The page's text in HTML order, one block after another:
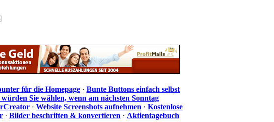
für die Homepage · Bunte Buttons einfach selbst
Sie wählen, wenn am nächsten Sonntag
· Website Screenshots aufnehmen · Kostenlose
· Bilder beschriften & konvertieren · Aktientagebuch